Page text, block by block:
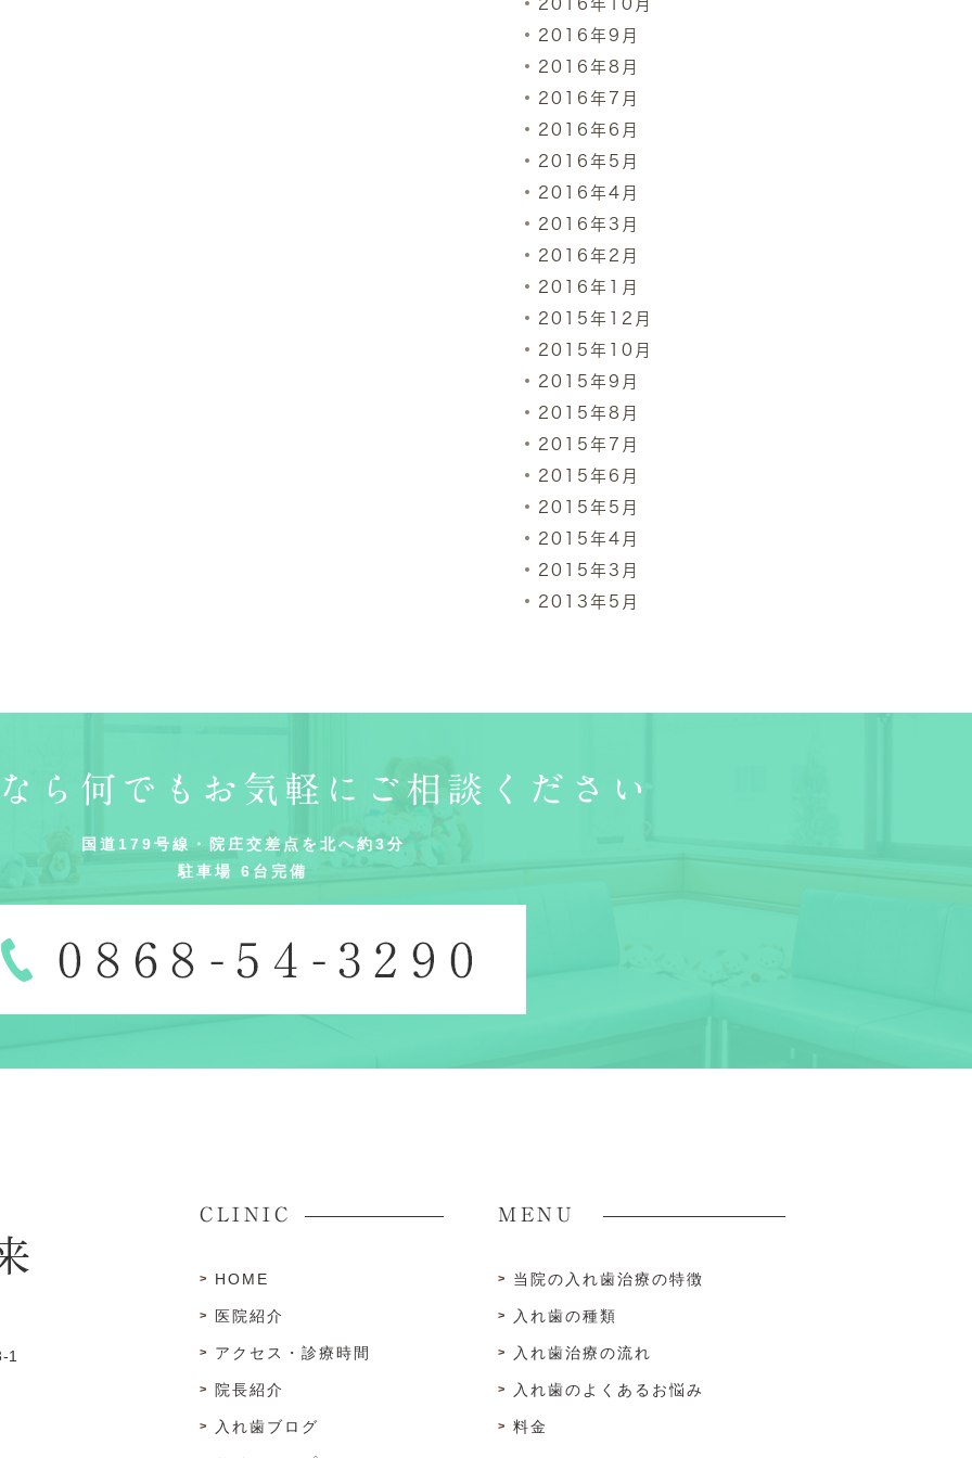
2016年10月
2016年9月
2016年8月
2016年7月
2016年6月
2016年5月
2016年4月
2016年3月
2016年2月
2016年1月
2015年12月
2015年10月
2015年9月
2015年8月
2015年7月
2015年6月
2015年5月
2015年4月
2015年3月
2013年5月
ら何でもお気軽にご相談ください
国道179号線・院庄交差点を北へ約3分
駐車場 6台完備
1
CLINIC
HOME
医院紹介
アクセス・診療時間
院長紹介
入れ歯ブログ
MENU
当院の入れ歯治療の特徴
入れ歯の種類
入れ歯治療の流れ
入れ歯のよくあるお悩み
料金